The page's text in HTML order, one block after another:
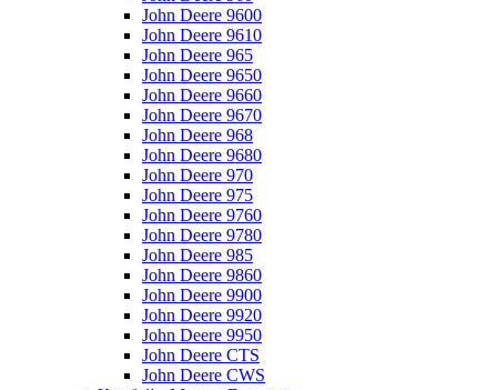
John Deere 9600
John Deere 9610
John Deere 965
John Deere 9650
John Deere 9660
John Deere 9670
John Deere 968
John Deere 9680
John Deere 970
John Deere 975
John Deere 9760
John Deere 9780
John Deere 985
John Deere 9860
John Deere 9900
John Deere 9920
John Deere 9950
John Deere CTS
John Deere CWS